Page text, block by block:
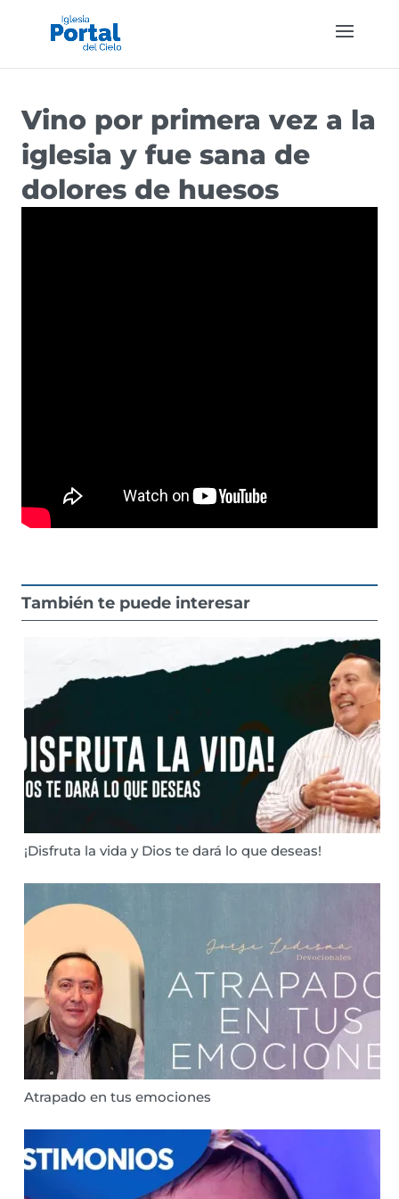
Vino por primera vez a la
iglesia y fue sana de
dolores de huesos
También te puede interesar
¡Disfruta la vida y Dios te dará lo que deseas!
Atrapado en tus emociones